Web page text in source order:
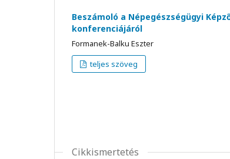
Beszámoló a Népegészségügyi
konferenciájáról
Formanek-Balku Eszter
teljes szöveg
Cikkismertetés